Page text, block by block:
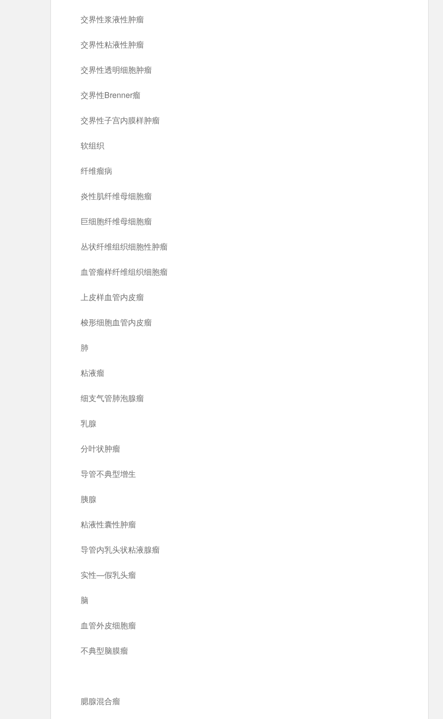
交界性浆液性肿瘤
交界性粘液性肿瘤
交界性透明细胞肿瘤
交界性Brenner瘤
交界性子宫内膜样肿瘤
软组织
纤维瘤病
炎性肌纤维母细胞瘤
巨细胞纤维母细胞瘤
丛状纤维组织细胞性肿瘤
血管瘤样纤维组织细胞瘤
上皮样血管内皮瘤
梭形细胞血管内皮瘤
肺
粘液瘤
细支气管肺泡腺瘤
乳腺
分叶状肿瘤
导管不典型增生
胰腺
粘液性囊性肿瘤
导管内乳头状粘液腺瘤
实性—假乳头瘤
脑
血管外皮细胞瘤
不典型脑膜瘤
腮腺混合瘤